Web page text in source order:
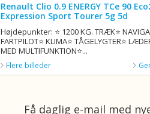
Renault Clio 0.9 ENERGY TCe 90
Expression Sport Tourer 5g 5d
Højdepunkter: ⭐ 1200 KG. TRÆK⭐
FARTPILOT⭐ KLIMA⭐ TÅGELYGTER⭐
MED MULTIFUNKTION⭐...
Flere billeder
Få daglig e-mail med